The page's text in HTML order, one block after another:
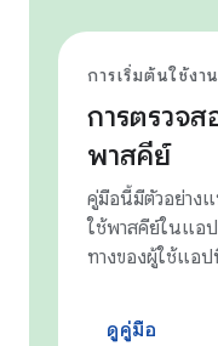
การเริ่มต้นใช้งาน
การตรวจ
พาสคีย์
คู่มือนี้มีตัวอย่าง
ใช้พาสคีย์ในแอ
ทางของผู้ใช้แอ
ดูคู่มือ